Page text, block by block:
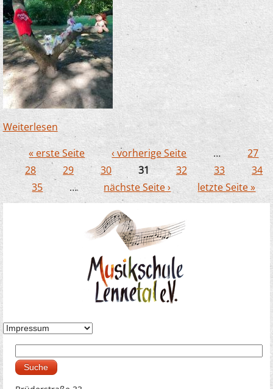
Weiterlesenüber Die Musikschule an der "PleWo"
Seiten
« erste Seite ‹ vorherige Seite …
27
28
29 30 31 32 33
34
35
… nächste Seite › letzte Seite »
Suchformular